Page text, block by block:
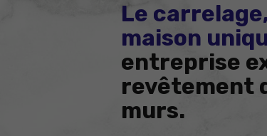
Le
maison
entreprise
revêtement
murs.